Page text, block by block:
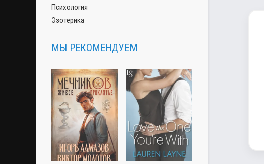
Психология
Эзотерика
МЫ РЕКОМЕНДУЕМ